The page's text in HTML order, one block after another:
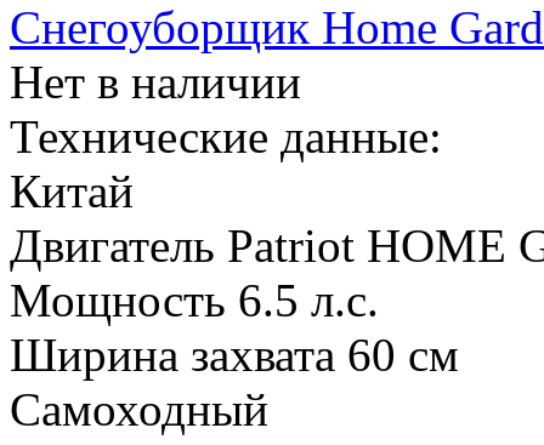
Снегоуборщик Home
Нет в наличии
Технические данные:
Китай
Двигатель Patriot HOME
Мощность 6.5 л.с.
Ширина захвата 60 см
Самоходный